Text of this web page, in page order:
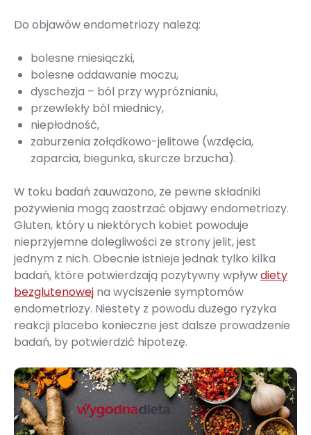
Do objawów endometriozy należą:
bolesne miesiączki,
bolesne oddawanie moczu,
dyschezja – ból przy wypróżnianiu,
przewlekły ból miednicy,
niepłodność,
zaburzenia żołądkowo-jelitowe (wzdęcia,
zaparcia, biegunka, skurcze brzucha).
W toku badań zauważono, że pewne składniki
pożywienia mogą zaostrzać objawy endometriozy.
Gluten, który u niektórych kobiet powoduje
nieprzyjemne dolegliwości ze strony jelit, jest
jednym z nich. Obecnie istnieje jednak tylko kilka
badań, które potwierdzają pozytywny wpływdiety
bezglutenowej na wyciszenie symptomów
endometriozy. Niestety z powodu dużego ryzyka
reakcji placebo konieczne jest dalsze prowadzenie
badań, by potwierdzić hipotezę.